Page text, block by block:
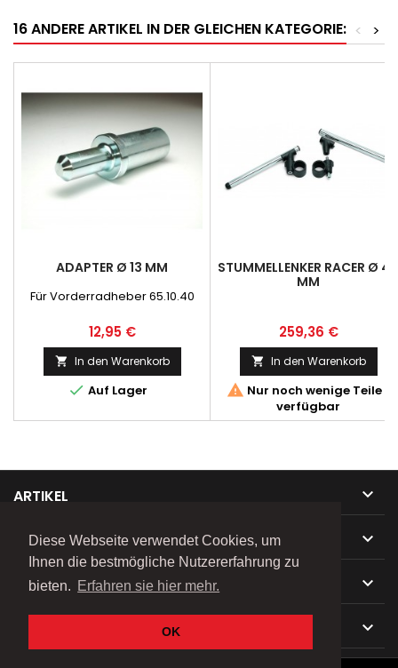
Diese Webseite verwendet Cookies, um
Ihnen die bestmögliche Nutzererfahrung zu
bieten. Erfahren sie hier mehr.
OK
16 ANDERE ARTIKEL IN DER GLEICHEN KATEGORIE:
>
<
ADAPTER Ø 13 MM
Für Vorderradheber 65.10.40
Preis
12,95 €
 In den Warenkorb
 Auf Lager
STUMMELLENKER RACER Ø 40
MM
Preis
259,36 €
 In den Warenkorb
 Nur noch wenige Teile
verfügbar
ARTIKEL 
UNTERNEHMEN 
IHR KONTO 
